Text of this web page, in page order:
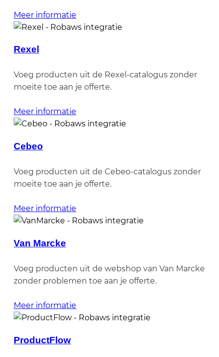
Meer informatie
Rexel
Voeg producten uit de Rexel-catalogus zonder
moeite toe aan je offerte.
Meer informatie
Cebeo
Voeg producten uit de Cebeo-catalogus zonder
moeite toe aan je offerte.
Meer informatie
Van Marcke
Voeg producten uit de webshop van Van Marcke
zonder problemen toe aan je offerte.
Meer informatie
ProductFlow